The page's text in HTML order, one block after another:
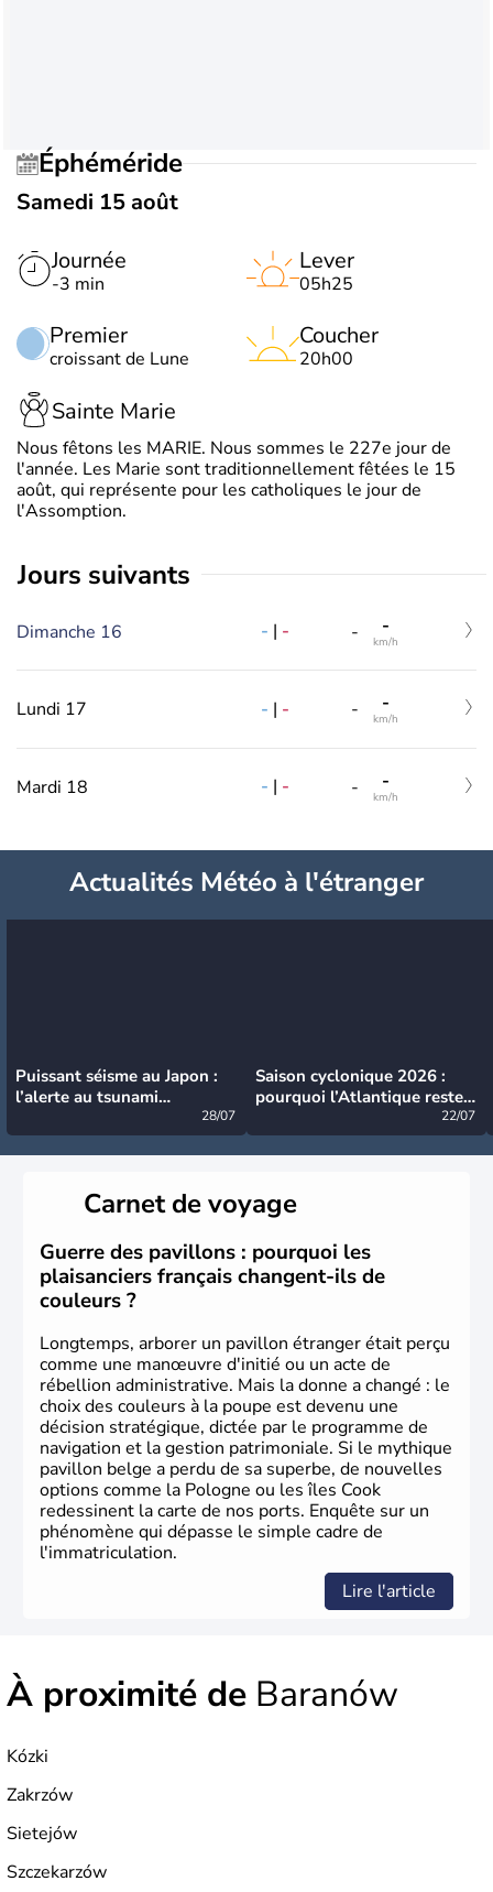
Éphéméride
Samedi 15 août
Journée
-3 min
Premier
croissant de Lune
Lever
05h25
Coucher
20h00
Sainte Marie
Nous fêtons les MARIE. Nous sommes le 227e jour de
l'année. Les Marie sont traditionnellement fêtées le 15
août, qui représente pour les catholiques le jour de
l'Assomption.
jours suivants
Dimanche 16 - | - - -
km/h
Lundi 17 - | - - -
km/h
Mardi 18 - | - - -
km/h
Actualités Météo à l'étranger
Puissant séisme au Japon :
l’alerte au tsunami
28/07
Saison cyclonique 2026 :
pourquoi l’Atlantique reste
22/07
Carnet de voyage
Guerre des pavillons : pourquoi les
plaisanciers français changent-ils de
couleurs ?
Longtemps, arborer un pavillon étranger était perçu
comme une manœuvre d'initié ou un acte de
rébellion administrative. Mais la donne a changé : le
choix des couleurs à la poupe est devenu une
décision stratégique, dictée par le programme de
navigation et la gestion patrimoniale. Si le mythique
pavillon belge a perdu de sa superbe, de nouvelles
options comme la Pologne ou les îles Cook
redessinent la carte de nos ports. Enquête sur un
phénomène qui dépasse le simple cadre de
l'immatriculation.
Lire l'article
À proximité de Baranów
Kózki
Zakrzów
Sietejów
Szczekarzów